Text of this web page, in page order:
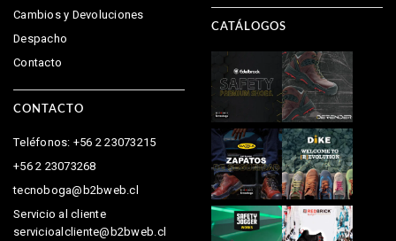
Cambios y Devoluciones
Despacho
Contacto
CONTACTO
Teléfonos: +56 2 23073215
+56 2 23073268
tecnoboga@b2bweb.cl
Servicio al cliente
servicioalcliente@b2bweb.cl
CATÁLOGOS